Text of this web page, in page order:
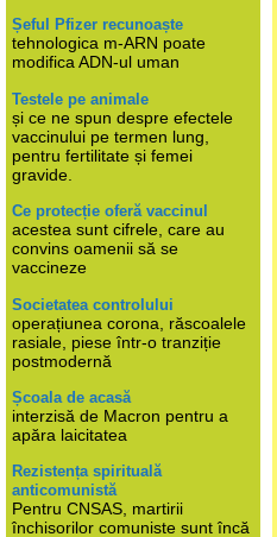
Șeful Pfizer recunoaște
tehnologica m-ARN poate
modifica ADN-ul uman
Testele pe animale
și ce ne spun despre efectele
vaccinului pe termen lung,
pentru fertilitate și femei
gravide.
Ce protecție oferă vaccinul
acestea sunt cifrele, care au
convins oamenii să se
vaccineze
Societatea controlului
operațiunea corona, răscoalele
rasiale, piese într-o tranziție
postmodernă
Școala de acasă
interzisă de Macron pentru a
apăra laicitatea
Rezistența spirituală
anticomunistă
Pentru CNSAS, martirii
închisorilor comuniste sunt încă